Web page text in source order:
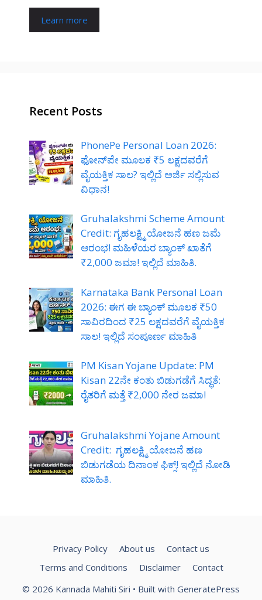
Learn more
Recent Posts
PhonePe Personal Loan 2026:
ಫೋನ್‌ಪೇ ಮೂಲಕ ₹5 ಲಕ್ಷದವರೆಗೆ
ವೈಯಕ್ತಿಕ ಸಾಲ? ಇಲ್ಲಿದೆ ಅರ್ಜಿ ಸಲ್ಲಿಸುವ
ವಿಧಾನ!
Gruhalakshmi Scheme Amount
Credit: ಗೃಹಲಕ್ಷ್ಮಿ ಯೋಜನೆ ಹಣ ಜಮೆ
ಆರಂಭ! ಮಹಿಳೆಯರ ಬ್ಯಾಂಕ್ ಖಾತೆಗೆ
₹2,000 ಜಮಾ! ಇಲ್ಲಿದೆ ಮಾಹಿತಿ.
Karnataka Bank Personal Loan
2026: ಈಗ ಈ ಬ್ಯಾಂಕ್ ಮೂಲಕ ₹50
ಸಾವಿರದಿಂದ ₹25 ಲಕ್ಷದವರೆಗೆ ವೈಯಕ್ತಿಕ
ಸಾಲ! ಇಲ್ಲಿದೆ ಸಂಪೂರ್ಣ ಮಾಹಿತಿ
PM Kisan Yojane Update: PM
Kisan 22ನೇ ಕಂತು ಬಿಡುಗಡೆಗೆ ಸಿದ್ಧತೆ:
ರೈತರಿಗೆ ಮತ್ತೆ ₹2,000 ನೇರ ಜಮಾ!
Gruhalakshmi Yojane Amount
Credit: ಗೃಹಲಕ್ಷ್ಮಿ ಯೋಜನೆ ಹಣ
ಬಿಡುಗಡೆಯ ದಿನಾಂಕ ಫಿಕ್ಸ್! ಇಲ್ಲಿದೆ ನೋಡಿ
ಮಾಹಿತಿ.
Privacy Policy About us
Contact us
Terms and Conditions
Disclaimer
Contact
© 2026 Kannada Mahiti Siri • Built with GeneratePress